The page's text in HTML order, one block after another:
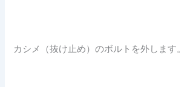
カシメ（抜け止め）のボルトを外します。